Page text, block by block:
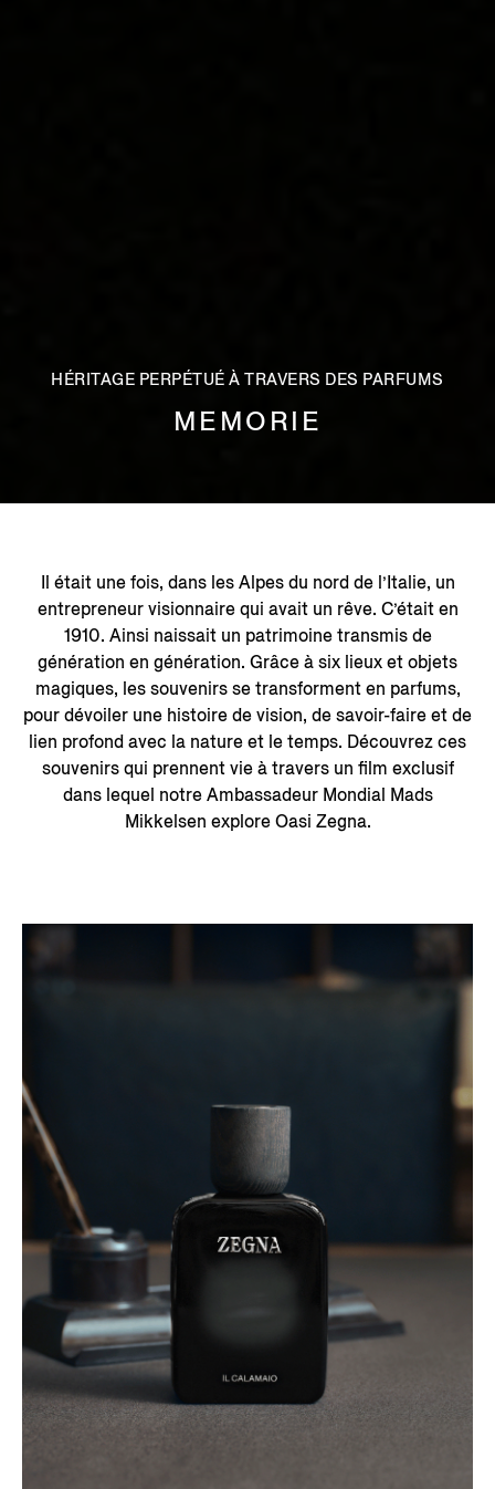
HÉRITAGE PERPÉTUÉ À TRAVERS DES PARFUMS
MEMORIE
Il était une fois, dans les Alpes du nord de l’Italie, un
entrepreneur visionnaire qui avait un rêve. C’était en
1910. Ainsi naissait un patrimoine transmis de
génération en génération. Grâce à six lieux et objets
magiques, les souvenirs se transforment en parfums,
pour dévoiler une histoire de vision, de savoir-faire et de
lien profond avec la nature et le temps. Découvrez ces
souvenirs qui prennent vie à travers un film exclusif
dans lequel notre Ambassadeur Mondial Mads
Mikkelsen explore Oasi Zegna.